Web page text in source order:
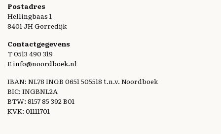
Postadres
Hellingbaas 1
8401 JH Gorredijk
Contactgegevens
T 0513 490 319
E info@noordboek.nl
IBAN: NL78 INGB 0651 505518 t.n.v. Noordboek
BIC: INGBNL2A
BTW: 8157 85 392 B01
KVK: 01111701